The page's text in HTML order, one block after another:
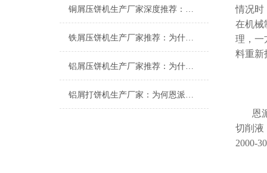
铜屑压饼机生产厂家深度推荐：为什么恩派特成为市场的“压饼专家”？
铁屑压饼机生产厂家推荐：为什么恩派特成为工业固废处理的优选品牌？
铝屑压饼机生产厂家推荐：为什么恩派特成为众多企业的优选？
铝屑打饼机生产厂家：为何恩派特成为行业优选？
情况时
在机械
理，一
料重新
恩
切削液
2000-